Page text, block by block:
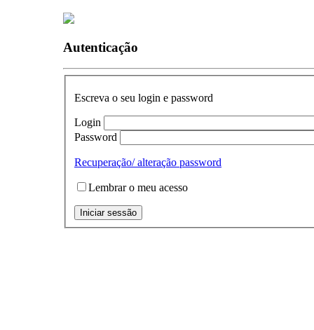
Autenticação
Escreva o seu login e password
Login
Password
Recuperação/ alteração password
Lembrar o meu acesso